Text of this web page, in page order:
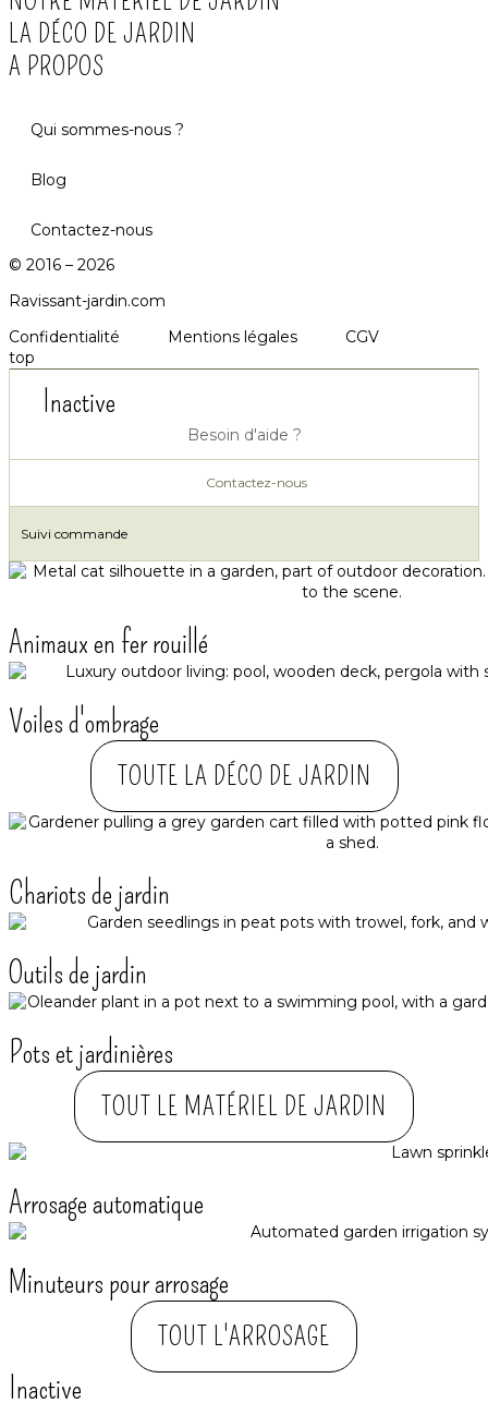
LA DÉCO DE JARDIN
A PROPOS
Qui sommes-nous ?
Blog
Contactez-nous
© 2016 – 2026
Ravissant-jardin.com
Confidentialité
Mentions légales
CGV
top
Inactive
Besoin d'aide ?
Contactez-nous
Suivi commande
Animaux en fer rouillé
Voiles d'ombrage
TOUTE LA DÉCO DE JARDIN
Chariots de jardin
Outils de jardin
Pots et jardinières
TOUT LE MATÉRIEL DE JARDIN
Arrosage automatique​
Minuteurs pour arrosage
TOUT L'ARROSAGE
Inactive